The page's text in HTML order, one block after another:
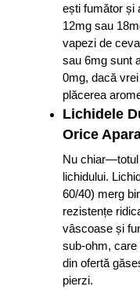
ești fumător și
12mg sau
vapezi de
sau 6mg sunt
0mg, dacă
plăcerea
Lichidele
Orice
Nu chiar—totul
lichidului.
60/40) merg
rezistențe
vâscoase și
sub-ohm, care
din ofertă
pierzi.